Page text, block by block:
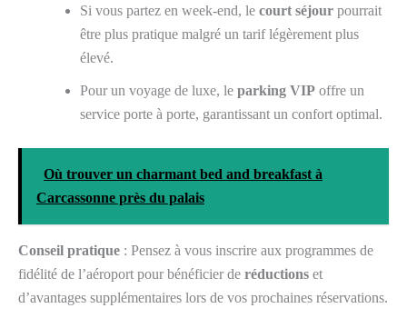
Si vous partez en week-end, le court séjour pourrait
être plus pratique malgré un tarif légèrement plus
élevé.
Pour un voyage de luxe, le parking VIP offre un
service porte à porte, garantissant un confort optimal.
Où trouver un charmant bed and breakfast à
Carcassonne près du palais
Conseil pratique : Pensez à vous inscrire aux programmes de
fidélité de l’aéroport pour bénéficier de réductions et
d’avantages supplémentaires lors de vos prochaines réservations.